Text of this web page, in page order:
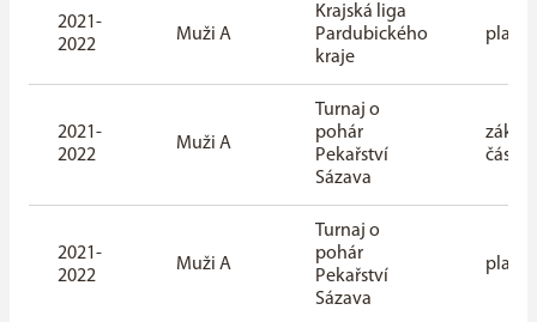
2021-
2022
Muži A
Krajská liga
Pardubického
kraje
2021-
2022
Muži A
Turnaj o
pohár
Pekařství
Sázava
část
2021-
2022
Muži A
Turnaj o
pohár
Pekařství
Sázava